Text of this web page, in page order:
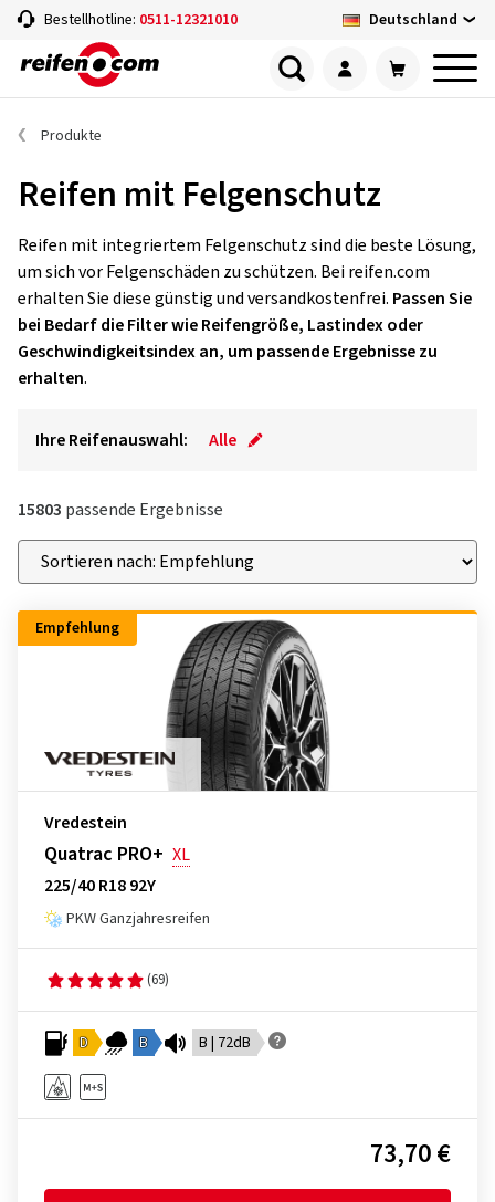
Bestellhotline: 0511-12321010 Deutschland
Produkte
Reifen mit Felgenschutz
Reifen mit integriertem Felgenschutz sind die beste Lösung,
um sich vor Felgenschäden zu schützen. Bei reifen.com
erhalten Sie diese günstig und versandkostenfrei. Passen Sie
bei Bedarf die Filter wie Reifengröße, Lastindex oder
Geschwindigkeitsindex an, um passende Ergebnisse zu
erhalten.
Ihre Reifenauswahl: Alle
15803 passende Ergebnisse
Empfehlung
Vredestein
Quatrac PRO+ XL
225/40 R18 92Y
PKW Ganzjahresreifen
(69)
D B B | 72dB
73,70 €